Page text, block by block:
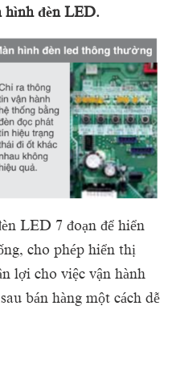
hình đèn LED.
LED 7 đoạn để hiển
cho phép hiển thị
lợi cho việc vận hành
bán hàng một cách dễ